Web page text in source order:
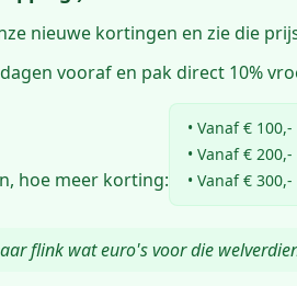
nieuwe kortingen en zie die
vooraf en pak direct 10%
hoe meer korting:
• Vanaf €
• Vanaf €
• Vanaf €
flink wat euro's voor die